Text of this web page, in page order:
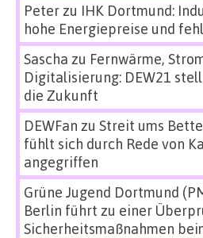
Peterzu IHK Dortmund:
hohe Energiepreise und
Sascha zu Fernwärme,
Digitalisierung: DEW21
die Zukunft
DEWFan zu Streit ums
fühlt sich durch Rede von
angegriffen
Grüne Jugend Dortmund
Berlin führt zu einer
Sicherheitsmaßnahmen